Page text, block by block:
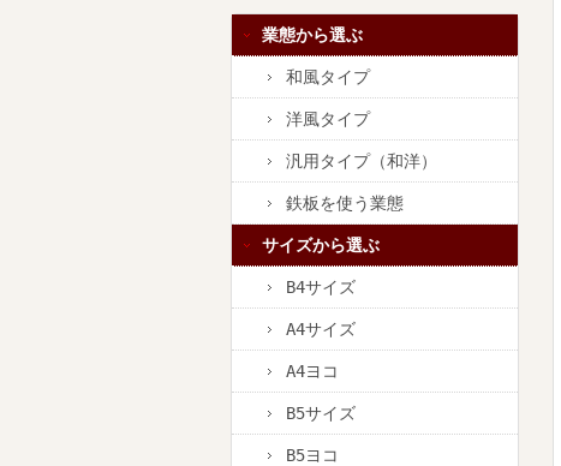
業態から選ぶ
和風タイプ
洋風タイプ
汎用タイプ（和洋）
鉄板を使う業態
サイズから選ぶ
B4サイズ
A4サイズ
A4ヨコ
B5サイズ
B5ヨコ